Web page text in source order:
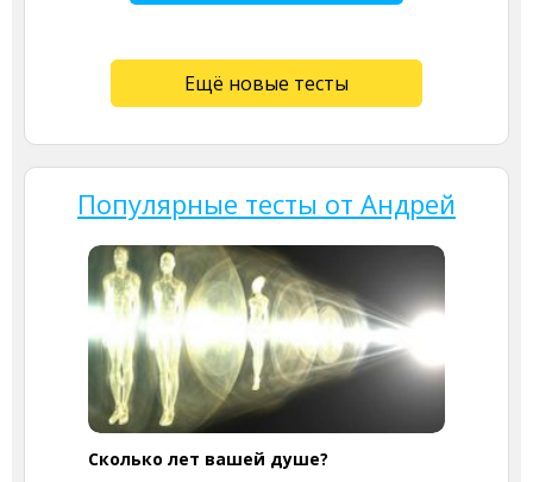
Ещё новые тесты
Популярные тесты от Андрей
Cколько лет вашей душе?